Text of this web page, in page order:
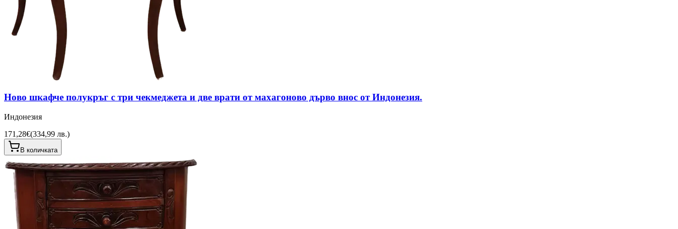
Ново шкафче полукръг с три чекмеджета и две врати от махагоново дърво внос от Индонезия.
Индонезия
171,28€(334,99 лв.)
В количката